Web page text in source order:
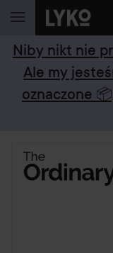
PRZEJDŹ DO
Niby nikt nie
Ale my
oznaczone
POMIŃ SEKCJĘ